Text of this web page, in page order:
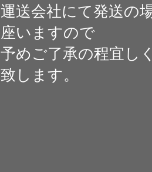
運送会社にて発送の
座いますので
予めご了承の程宜し
致します。